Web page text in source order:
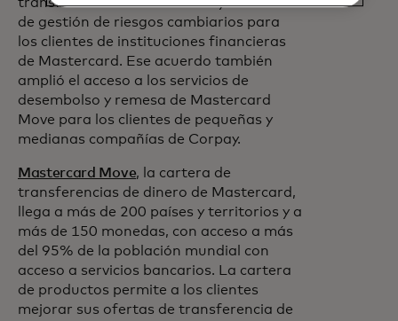
de gestión de riesgos cambiarios para
los clientes de instituciones financieras
de Mastercard. Ese acuerdo también
amplió el acceso a los servicios de
desembolso y remesa de Mastercard
Move para los clientes de pequeñas y
medianas compañías de Corpay.
Mastercard Move, la cartera de
transferencias de dinero de Mastercard,
llega a más de 200 países y territorios y a
más de 150 monedas, con acceso a más
del 95% de la población mundial con
acceso a servicios bancarios. La cartera
de productos permite a los clientes
mejorar sus ofertas de transferencia de